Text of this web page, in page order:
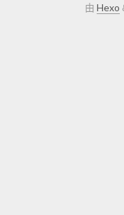
由 Hexo